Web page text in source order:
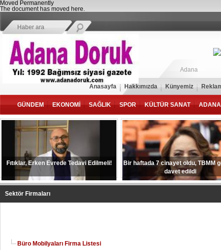
Moved Permanently
The document has moved here.
Adana
Anasayfa Hakkımızda Künyemiz
GÜNDEM EKONOMİ SAĞLIK SPOR KÜLTÜR SANAT ADANA
Fıtıklar, Erken Evrede Tedavi Edilmeli!
Bir haftada 7 cinayet oldu, TBMM
davet edildi
Sektör Firmaları
Büro Mobilyaları Firma Listesi